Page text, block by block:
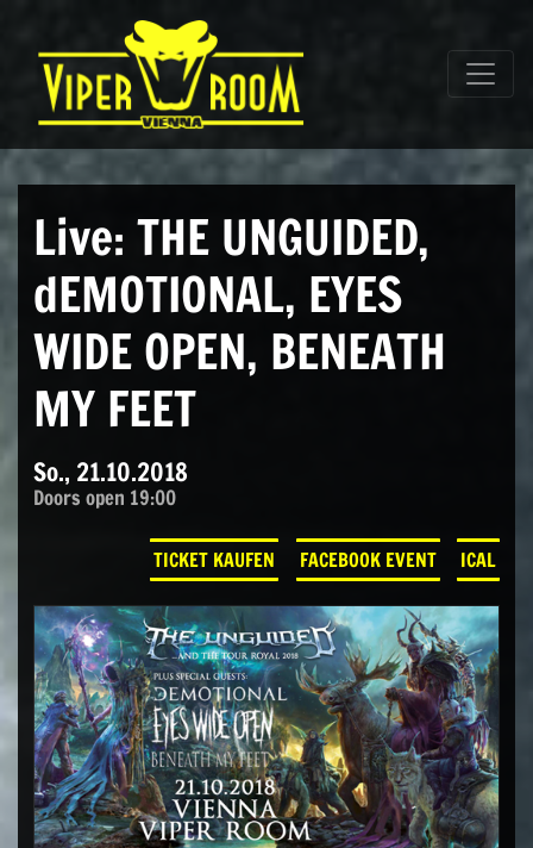
Hauptnavigation
Live: THE UNGUIDED,
dEMOTIONAL, EYES
WIDE OPEN, BENEATH
MY FEET
So., 21.10.2018
Doors open 19:00
TICKET KAUFEN FACEBOOK EVENT ICAL